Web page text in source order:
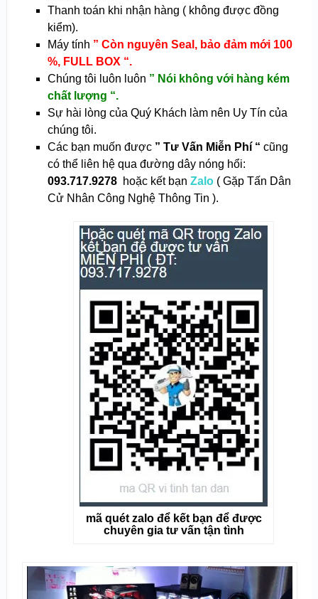
Thanh toán khi nhận hàng ( không được đồng
kiểm).
Máy tính ” Còn nguyên Seal, bảo đảm mới 100
%, FULL BOX “.
Chúng tôi luôn luôn ” Nói không với hàng kém
chất lượng “.
Sự hài lòng của Quý Khách làm nên Uy Tín của
chúng tôi.
Các bạn muốn được ” Tư Vấn Miễn Phí “ cũng
có thể liên hệ qua đường dây nóng hổi:
093.717.9278hoặc kết bạn Zalo( Gặp Tấn Dân
Cử Nhân Công Nghệ Thông Tin ).
mã quét zalo để kết bạn để được
chuyên gia tư vấn tận tình